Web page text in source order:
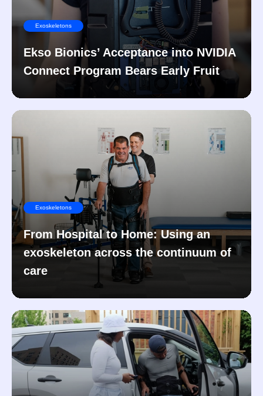
Exoskeletons
Ekso Bionics’ Acceptance into NVIDIA
Connect Program Bears Early Fruit
Exoskeletons
From Hospital to Home: Using an
exoskeleton across the continuum of
care